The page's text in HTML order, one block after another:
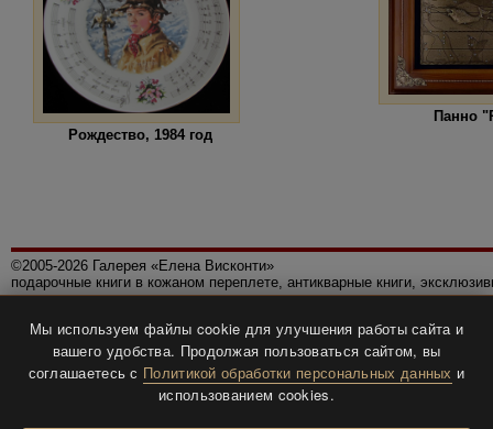
Рождество, 1984 год
Панно
©2005-2026 Галерея «Елена Висконти»
подарочные книги в кожаном переплете, антикварные книги,
Политика конфиденциальности
Все права защищены.
Разработка и дизайнBTV-info.
Мы используем файлы cookie для улучшения работы сайта и
вашего удобства. Продолжая пользоваться сайтом, вы
соглашаетесь с Политикой обработки персональных данных и
использованием cookies.